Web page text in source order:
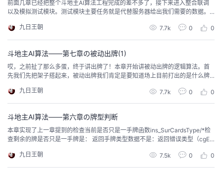
前面几章已经把整个斗地主AI算法工程完成的差不多了，接下来进入整合联调
以及模拟测试模块。测试模块主要任务就是代替服务器给出我们需要的数据。
是叫分、被动出牌、主动出牌。被动出牌和主动出牌我们已经完成，叫分我们
已经实现了权值的获取，只需要在外面加一个区间划分即可：/*获取叫分函数*/
九日王朝 7.7k 0 0
斗地主AI算法——第七章の被动出牌(1)
哎，之前扯了那么多蛋，终于讲出牌了！本章开始讲被动出牌的逻辑算法。首
先我们先把架子搭起来，被动出牌我们肯定是要知道场上目前打出的是什么牌
构的成员，即 //当前打出牌的类型数据，被动出牌时玩家根据这里做出筛选 Car
dGroupData uctNowCardGroup;我们即将通过他进行类型的筛选，所以肯定
九日王朝 7.7k 0 0
斗地主AI算法——第六章の牌型判断
本章实现了上一章提到的检查当前是否只是一手牌函数ins_SurCardsType/*检
查剩余的牌是否只是一手牌是： 返回手牌类型数据不是：返回错误类型（cgER
状态数组。输出是手牌类型结构//牌型组合数据结构struct CardGroupData{ //
枚举类型 Card...
九日王朝 7.5k 0 0